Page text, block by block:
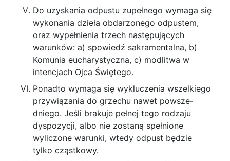
Do uzyskania odpustu zupełnego wymaga się
wykonania dzieła obdarzonego odpustem,
oraz wypełnienia trzech następujących
warunków: a) spowiedź sakramentalna, b)
Komunia euchary­styczna, c) modlitwa w
intencjach Ojca Świętego.
Ponadto wymaga się wykluczenia wszel­kiego
przywiązania do grzechu nawet powsze­
dniego. Jeśli brakuje pełnej tego rodzaju
dyspozy­cji, albo nie zostaną spełnione
wyliczone warunki, wtedy odpust będzie
tylko cząstkowy.